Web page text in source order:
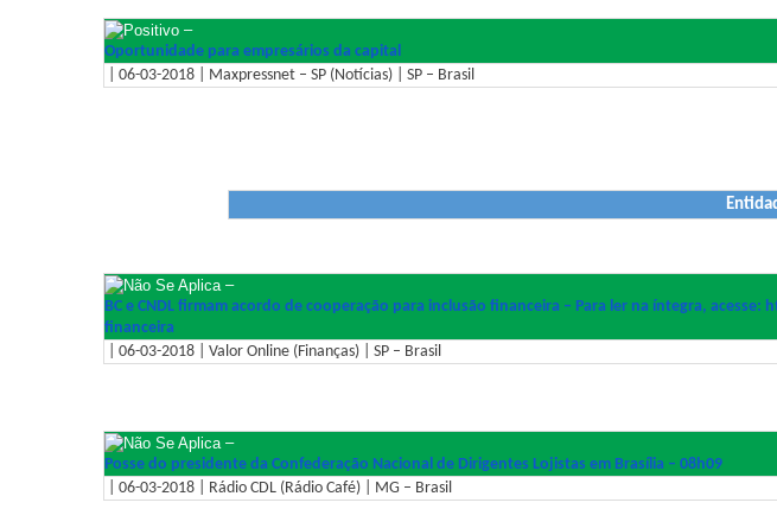
–
Oportunidade para empresários da capital
| 06-03-2018 | Maxpressnet – SP (Notícias) | SP – Brasil
–
BC e CNDL firmam acordo de cooperação para inclusão financeira – Para ler na íntegra,
financeira
| 06-03-2018 | Valor Online (Finanças) | SP – Brasil
–
Posse do presidente da Confederação Nacional de Dirigentes Lojistas em Brasília – 08h09
| 06-03-2018 | Rádio CDL (Rádio Café) | MG – Brasil